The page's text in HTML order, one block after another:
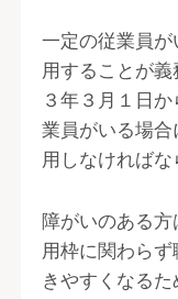
一定の従業員
用することが
３年３月１日
業員がいる場
用しなければな
障がいのある
用枠に関わら
きやすくなる